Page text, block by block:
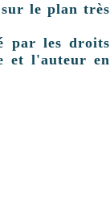
le plan très
par les droits
et l'auteur en